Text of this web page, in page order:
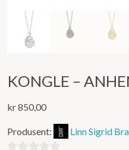
KONGLE –
kr850,00
Produsent: Linn Sigrid